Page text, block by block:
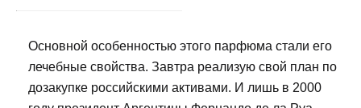
Основной особенностью этого парфюма стали его
лечебные свойства. Завтра реализую свой план по
дозакупке российскими активами. И лишь в 2000